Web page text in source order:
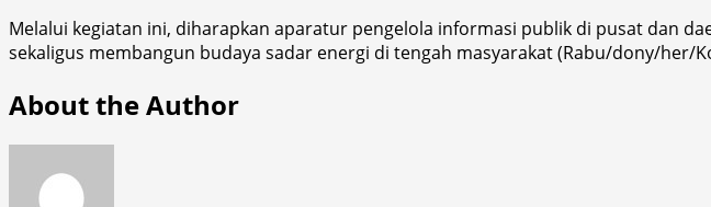
Melalui kegiatan ini, diharapkan aparatur pengelola informasi publik di pusat dan
sekaligus membangun budaya sadar energi di tengah masyarakat (Rabu/dony/her/
About the Author